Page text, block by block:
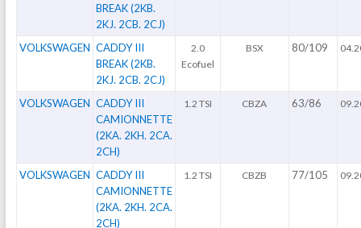
BREAK (2KB.
2KJ. 2CB. 2CJ)
VOLKSWAGEN CADDY III
BREAK (2KB.
2KJ. 2CB. 2CJ)
2.0
Ecofuel
BSX 80/109
VOLKSWAGEN CADDY III
CAMIONNETTE
(2KA. 2KH. 2CA.
2CH)
1.2 TSI CBZA 63/86
VOLKSWAGEN CADDY III
CAMIONNETTE
(2KA. 2KH. 2CA.
2CH)
1.2 TSI CBZB 77/105